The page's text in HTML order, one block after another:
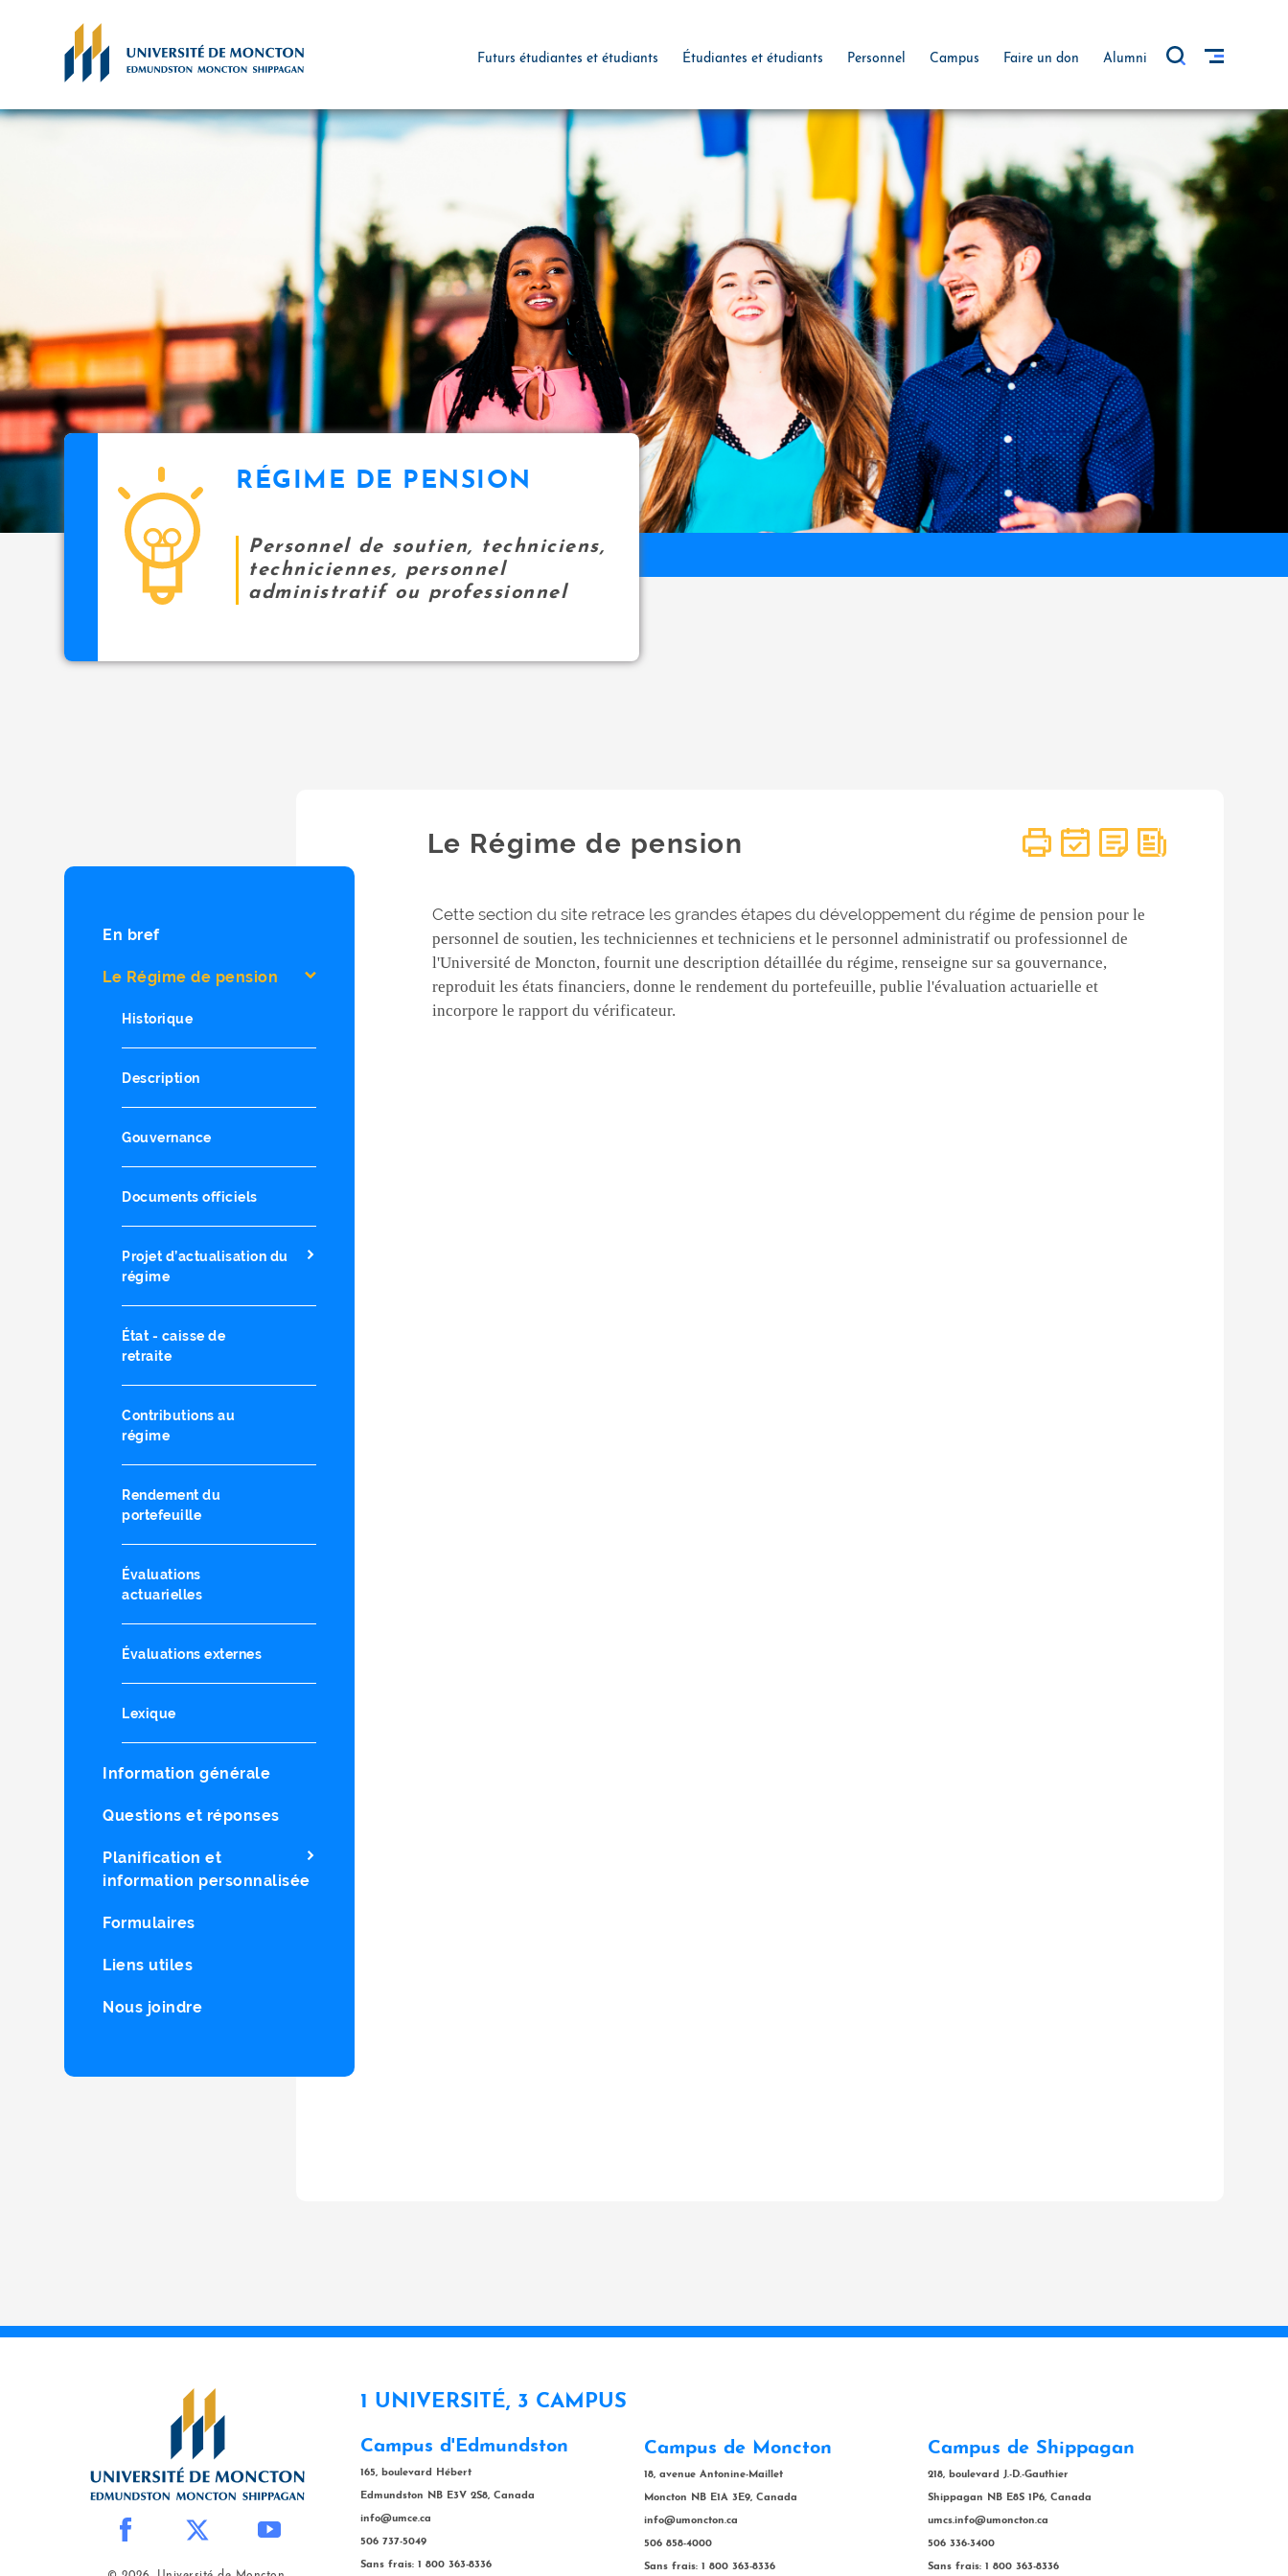
Futurs étudiantes et étudiants Étudiantes et étudiants Personnel Campus Faire un don Alumni
RÉGIME DE PENSION
Personnel de soutien, techniciens,
techniciennes, personnel
administratif ou professionnel
En bref
Le Régime de pension
Historique
Description
Gouvernance
Documents officiels
Projet d’actualisation du
régime
État - caisse de
retraite
Contributions au
régime
Rendement du
portefeuille
Évaluations
actuarielles
Évaluations externes
Lexique
Information générale
Questions et réponses
Planification et
information personnalisée
Formulaires
Liens utiles
Nous joindre
Le Régime de pension
Cette section du site retrace les grandes étapes du développement du régime de pension pour le
personnel de soutien, les techniciennes et techniciens et le personnel administratif ou professionnel de
l'Université de Moncton, fournit une description détaillée du régime, renseigne sur sa gouvernance,
reproduit les états financiers, donne le rendement du portefeuille, publie l'évaluation actuarielle et
incorpore le rapport du vérificateur.
1 UNIVERSITÉ, 3 CAMPUS
Campus d'Edmundston
165, boulevard Hébert
Edmundston NB E3V 2S8, Canada
info@umce.ca
506 737-5049
Sans frais: 1 800 363-8336
Campus de Moncton
18, avenue Antonine-Maillet
Moncton NB E1A 3E9, Canada
info@umoncton.ca
506 858-4000
Sans frais: 1 800 363-8336
Campus de Shippagan
218, boulevard J.-D.-Gauthier
Shippagan NB E8S 1P6, Canada
umcs.info@umoncton.ca
506 336-3400
Sans frais: 1 800 363-8336